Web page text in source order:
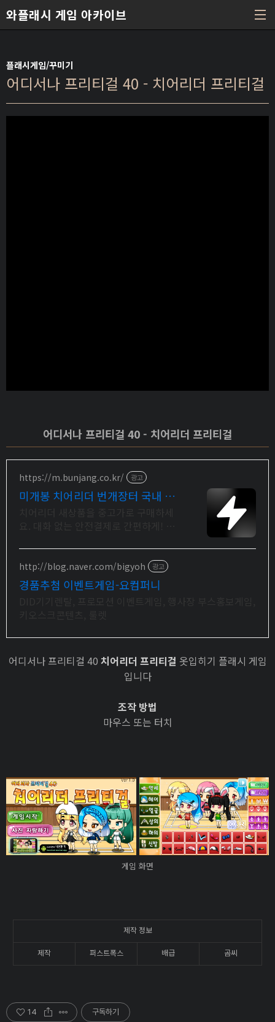
와플래시 게임 아카이브
플래시게임/꾸미기
어디서나 프리티걸 40 - 치어리더 프리티걸
어디서나 프리티걸 40 - 치어리더 프리티걸
https://m.bunjang.co.kr/ 광고
미개봉 치어리더 번개장터 국내 최
매일 10만 개 이상의 신규 상품 업로드
http://blog.naver.com/bigyoh 광고
경품추첨 이벤트게임-요컴퍼니
어디서나 프리티걸 40 치어리더 프리티걸 옷입히기 플래시 게임
입니다
조작 방법
마우스 또는 터치
게임 화면
제작 정보
제작 퍼스트폭스 배급 곰씨
14 구독하기